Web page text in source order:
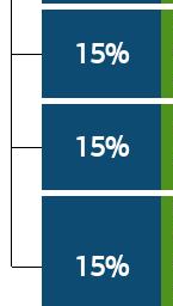
15%
15%
15%